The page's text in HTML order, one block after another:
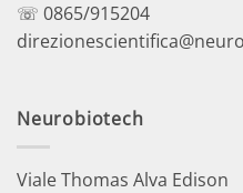
☏ 0865/915204
Neurobiotech
Viale Thomas Alva Edison